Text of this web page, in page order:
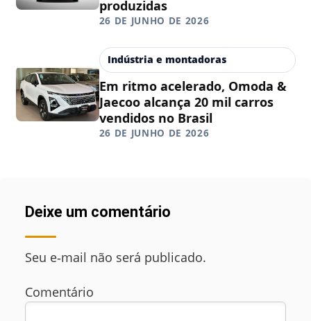
produzidas
26 DE JUNHO DE 2026
Indústria e montadoras
Em ritmo acelerado, Omoda &
Jaecoo alcança 20 mil carros
vendidos no Brasil
26 DE JUNHO DE 2026
Deixe um comentário
Seu e‑mail não será publicado.
Comentário